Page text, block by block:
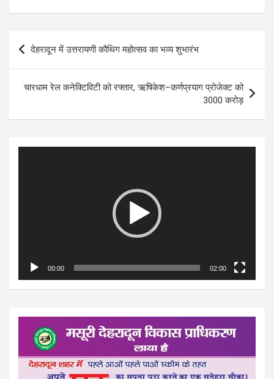
Post
navigation
देहरादून में उत्तरायणी कौथिग महोत्सव का भव्य शुभारंभ
चारधाम रेल कनेक्टिविटी को रफ्तार, ऋषिकेश–कर्णप्रयाग प्रोजेक्ट को
3000 करोड़
00:00 02:00